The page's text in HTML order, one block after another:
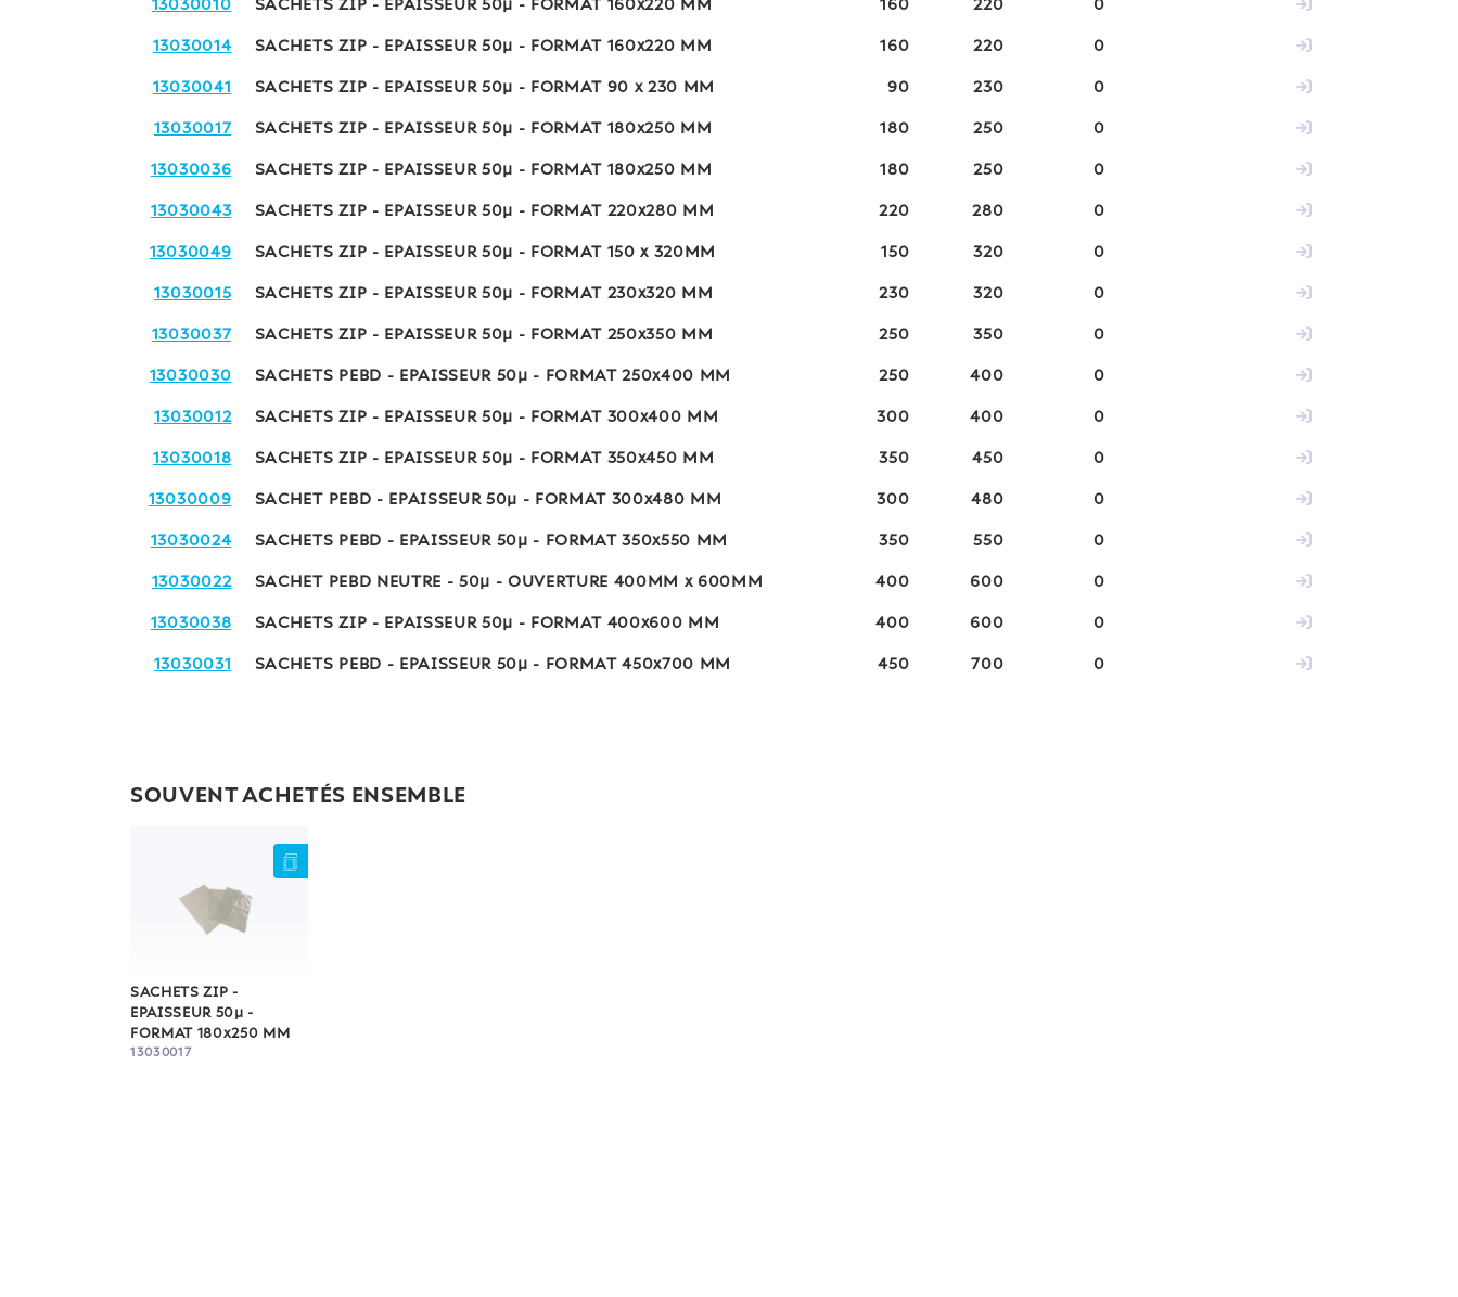
13030010 SACHETS ZIP - EPAISSEUR 50µ - FORMAT 160x220 MM 160 220 0
13030014 SACHETS ZIP - EPAISSEUR 50µ - FORMAT 160x220 MM 160 220 0
13030041 SACHETS ZIP - EPAISSEUR 50µ - FORMAT 90 x 230 MM 90 230 0
13030017 SACHETS ZIP - EPAISSEUR 50µ - FORMAT 180x250 MM 180 250 0
13030036 SACHETS ZIP - EPAISSEUR 50µ - FORMAT 180x250 MM 180 250 0
13030043 SACHETS ZIP - EPAISSEUR 50µ - FORMAT 220x280 MM 220 280 0
13030049 SACHETS ZIP - EPAISSEUR 50µ - FORMAT 150 x 320MM 150 320 0
13030015 SACHETS ZIP - EPAISSEUR 50µ - FORMAT 230x320 MM 230 320 0
13030037 SACHETS ZIP - EPAISSEUR 50µ - FORMAT 250x350 MM 250 350 0
13030030 SACHETS PEBD - EPAISSEUR 50µ - FORMAT 250x400 MM 250 400 0
13030012 SACHETS ZIP - EPAISSEUR 50µ - FORMAT 300x400 MM 300 400 0
13030018 SACHETS ZIP - EPAISSEUR 50µ - FORMAT 350x450 MM 350 450 0
13030009 SACHET PEBD - EPAISSEUR 50µ - FORMAT 300x480 MM 300 480 0
13030024 SACHETS PEBD - EPAISSEUR 50µ - FORMAT 350x550 MM 350 550 0
13030022 SACHET PEBD NEUTRE - 50µ - OUVERTURE 400MM x 600MM 400 600 0
13030038 SACHETS ZIP - EPAISSEUR 50µ - FORMAT 400x600 MM 400 600 0
13030031 SACHETS PEBD - EPAISSEUR 50µ - FORMAT 450x700 MM 450 700 0
SOUVENT ACHETÉS ENSEMBLE
SACHETS ZIP -
EPAISSEUR 50µ -
FORMAT 180x250 MM
13030017